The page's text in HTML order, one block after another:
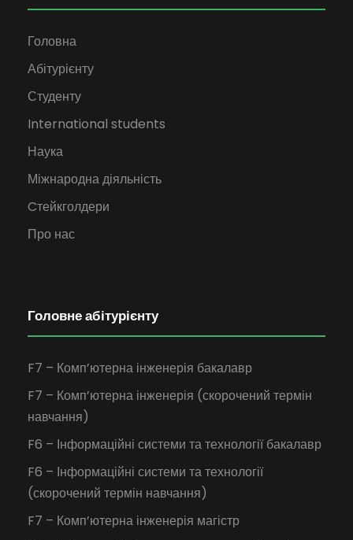
Головна
Абітурієнту
Студенту
International students
Наука
Міжнародна діяльність
Cтейкголдери
Про нас
Головне абітурієнту
F7 – Комп’ютерна інженерія бакалавр
F7 – Комп’ютерна інженерія (скорочений термін
навчання)
F6 – Інформаційні системи та технології бакалавр
F6 – Інформаційні системи та технології
(скорочений термін навчання)
F7 – Комп’ютерна інженерія магістр